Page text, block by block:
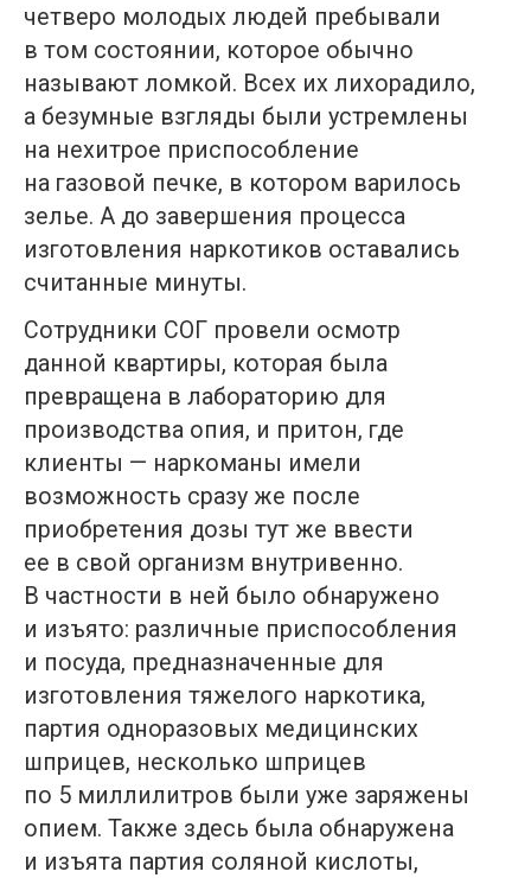
четверо молодых людей пребывали
в том состоянии, которое обычно
называют ломкой. Всех их лихорадило,
а безумные взгляды были устремлены
на нехитрое приспособление
на газовой печке, в котором варилось
зелье. А до завершения процесса
изготовления наркотиков оставались
считанные минуты.
Сотрудники СОГ провели осмотр
данной квартиры, которая была
превращена в лабораторию для
производства опия, и притон, где
клиенты — наркоманы имели
возможность сразу же после
приобретения дозы тут же ввести
ее в свой организм внутривенно.
В частности в ней было обнаружено
и изъято: различные приспособления
и посуда, предназначенные для
изготовления тяжелого наркотика,
партия одноразовых медицинских
шприцев, несколько шприцев
по 5 миллилитров были уже заряжены
опием. Также здесь была обнаружена
и изъята партия соляной кислоты,